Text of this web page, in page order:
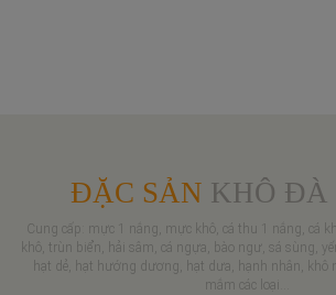
ĐẶC SẢN KHÔ ĐÀ
Cung cấp: mực 1 nắng, mực khô, cá thu 1 nắng, cá
khô, trùn biển, hải sâm, cá ngựa, bào ngư, sá sùng,
hạt dẻ, hạt hướng dương, hạt dưa, hạnh nhân, khô
mắm các loại...